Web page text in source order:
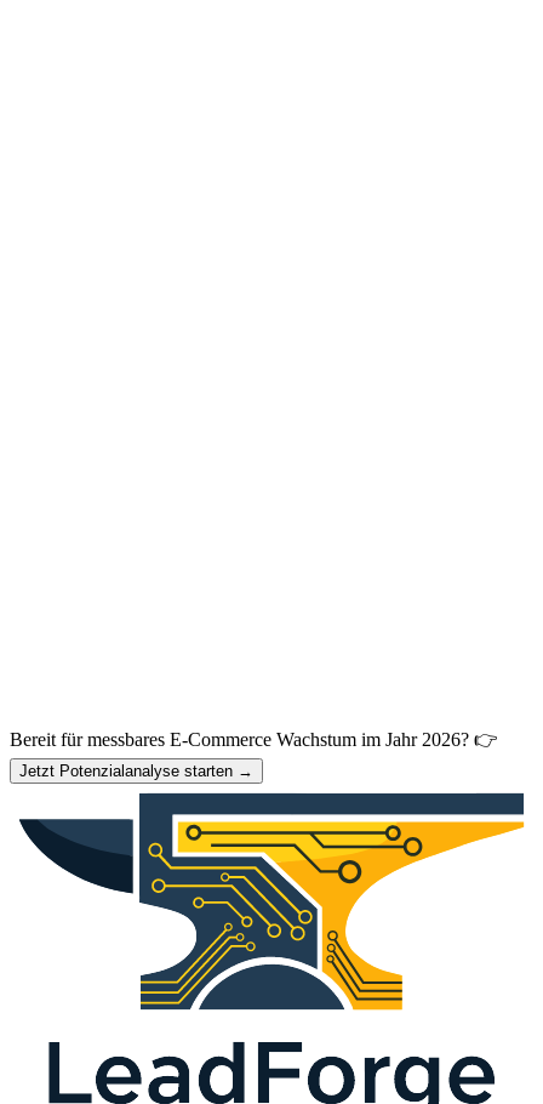
Bereit für messbares E-Commerce Wachstum im Jahr 2026? 👉
Jetzt Potenzialanalyse starten →